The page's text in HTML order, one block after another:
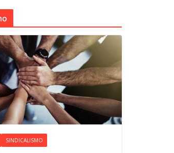
SINDICALISMO